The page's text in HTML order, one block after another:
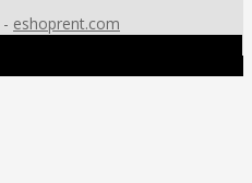
- eshoprent.com